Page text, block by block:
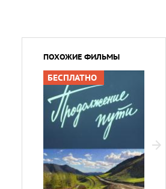
ПОХОЖИЕ ФИЛЬМЫ
БЕСПЛАТНО